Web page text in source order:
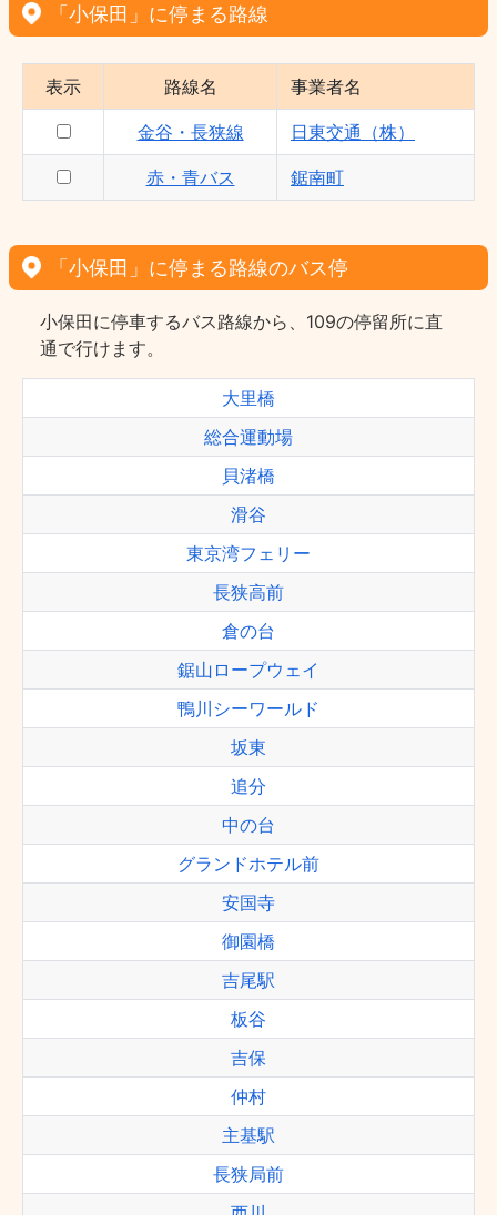
「小保田」に停まる路線
表示 路線名 事業者名
金谷・長狭線 日東交通（株）
赤・青バス 鋸南町
「小保田」に停まる路線のバス停
小保田に停車するバス路線から、109の停留所に直
通で行けます。
大里橋
総合運動場
貝渚橋
滑谷
東京湾フェリー
長狭高前
倉の台
鋸山ロープウェイ
鴨川シーワールド
坂東
追分
中の台
グランドホテル前
安国寺
御園橋
吉尾駅
板谷
吉保
仲村
主基駅
長狭局前